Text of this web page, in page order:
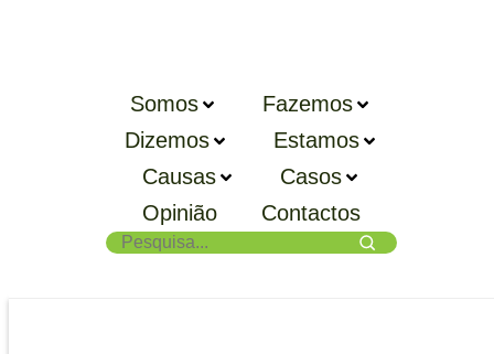
Somos
Fazemos
Dizemos
Estamos
Causas
Casos
Opinião
Contactos